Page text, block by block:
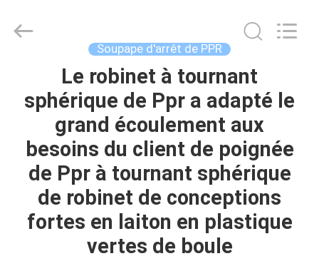
ACCUEIL
PRODUITS
PROPOS
DSTHERM
INDUSTRIAL
Soupape d'arrêt de PPR
Le robinet à tournant
sphérique de Ppr a adapté le
grand écoulement aux
besoins du client de poignée
de Ppr à tournant sphérique
de robinet de conceptions
fortes en laiton en plastique
vertes de boule